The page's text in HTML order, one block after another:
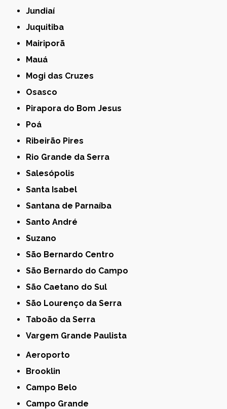
Jundiaí
Juquitiba
Mairiporã
Mauá
Mogi das Cruzes
Osasco
Pirapora do Bom Jesus
Poá
Ribeirão Pires
Rio Grande da Serra
Salesópolis
Santa Isabel
Santana de Parnaíba
Santo André
Suzano
São Bernardo Centro
São Bernardo do Campo
São Caetano do Sul
São Lourenço da Serra
Taboão da Serra
Vargem Grande Paulista
Aeroporto
Brooklin
Campo Belo
Campo Grande